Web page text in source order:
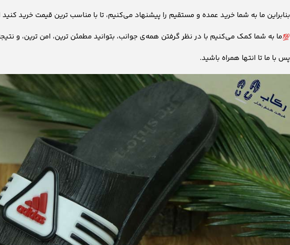
بنابراین ما به شما خرید عمده و مستقیم را پیشنهاد می‌کنیم، تا با مناسب ترین قیمت خرید
ما به شما کمک می‌کنیم با در نظر گرفتن همه‌ی جوانب، بتوانید مطمئن ترین، امن ترین، و
پس با ما تا انتها همراه باشید.